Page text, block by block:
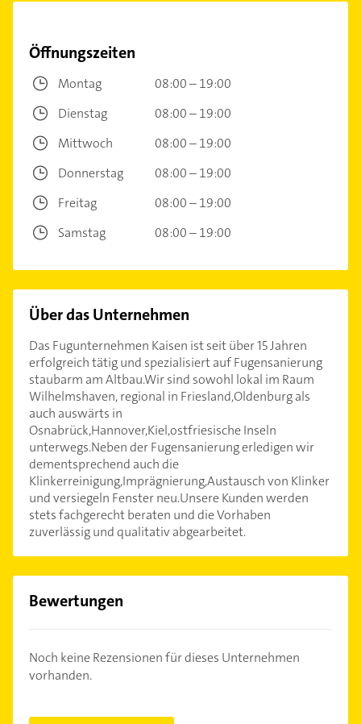
Öffnungszeiten
Montag
08:00 – 19:00
Dienstag
08:00 – 19:00
Mittwoch
08:00 – 19:00
Donnerstag
08:00 – 19:00
Freitag
08:00 – 19:00
Samstag
08:00 – 19:00
Über das Unternehmen
Das Fugunternehmen Kaisen ist seit über 15 Jahren
erfolgreich tätig und spezialisiert auf Fugensanierung
staubarm am Altbau.Wir sind sowohl lokal im Raum
Wilhelmshaven, regional in Friesland,Oldenburg als
auch auswärts in
Osnabrück,Hannover,Kiel,ostfriesische Inseln
unterwegs.Neben der Fugensanierung erledigen wir
dementsprechend auch die
Klinkerreinigung,Imprägnierung,Austausch von Klinker
und versiegeln Fenster neu.Unsere Kunden werden
stets fachgerecht beraten und die Vorhaben
zuverlässig und qualitativ abgearbeitet.
Bewertungen
Noch keine Rezensionen für dieses Unternehmen
vorhanden.